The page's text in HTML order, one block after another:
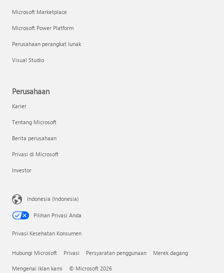
Microsoft Marketplace
Microsoft Power Platform
Perusahaan perangkat lunak
Visual Studio
Perusahaan
Karier
Tentang Microsoft
Berita perusahaan
Privasi di Microsoft
Investor
Indonesia (Indonesia)
Pilihan Privasi Anda
Privasi Kesehatan Konsumen
Hubungi Microsoft Privasi Persyaratan penggunaan Merek dagang
Mengenai iklan kami © Microsoft 2026